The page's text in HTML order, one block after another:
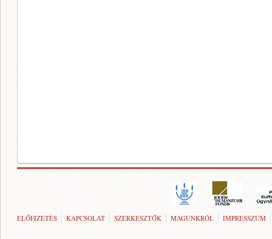
ELŐFIZETÉS KAPCSOLAT SZERKESZTŐK MAGUNKRÓL IMPRESSZUM